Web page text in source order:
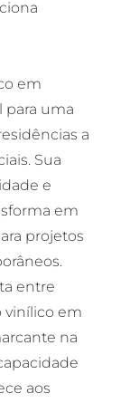
em
para uma
a
Sua
e
em
projetos
entre
vinílico em
na
aos